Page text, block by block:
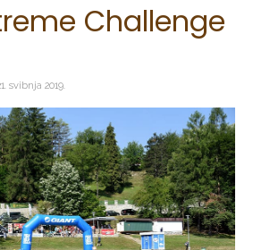
Challenge
svibnja 2019.